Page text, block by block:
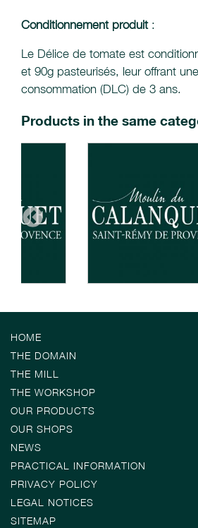
Conditionnement produit:
Le Délice de tomate est
et 90g pasteurisés, leur offrant
consommation (DLC) de 3 ans.
Products in the same
HOME
THE DOMAIN
THE MILL
THE WORKSHOP
OUR PRODUCTS
OUR SHOPS
NEWS
PRACTICAL INFORMATION
PRIVACY POLICY
LEGAL NOTICES
SITEMAP